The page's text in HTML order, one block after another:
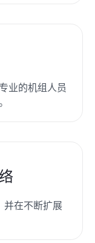
业的机组人员
并在不断扩展